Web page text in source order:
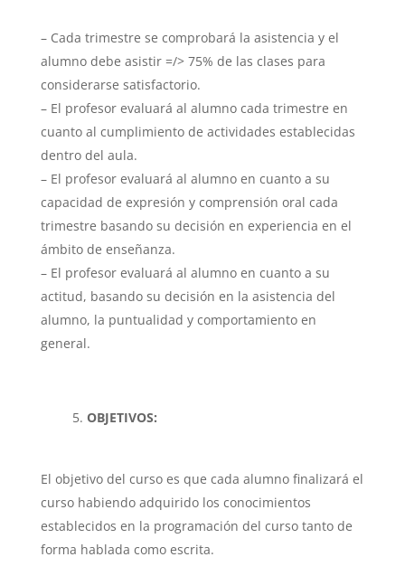
– Cada trimestre se comprobará la asistencia y el
alumno debe asistir =/> 75% de las clases para
considerarse satisfactorio.
– El profesor evaluará al alumno cada trimestre en
cuanto al cumplimiento de actividades establecidas
dentro del aula.
– El profesor evaluará al alumno en cuanto a su
capacidad de expresión y comprensión oral cada
trimestre basando su decisión en experiencia en el
ámbito de enseñanza.
– El profesor evaluará al alumno en cuanto a su
actitud, basando su decisión en la asistencia del
alumno, la puntualidad y comportamiento en
general.
OBJETIVOS:
El objetivo del curso es que cada alumno finalizará el
curso habiendo adquirido los conocimientos
establecidos en la programación del curso tanto de
forma hablada como escrita.